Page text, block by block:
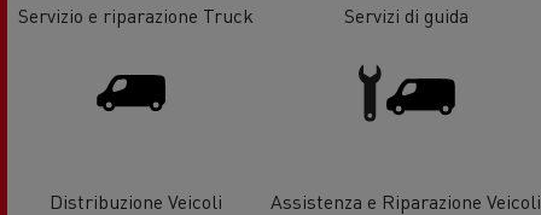
Servizio e riparazione Truck Servizi di guida
Distribuzione Veicoli
Assistenza e Riparazione Veicoli